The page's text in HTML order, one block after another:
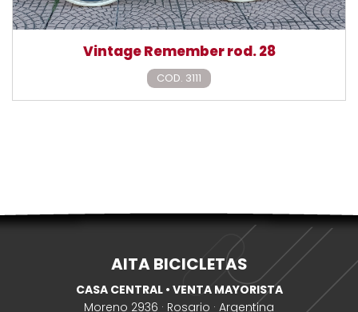
Vintage Remember rod. 28
COD. 3111
AITA BICICLETAS
CASA CENTRAL • VENTA MAYORISTA
Moreno 2936 · Rosario · Argentina